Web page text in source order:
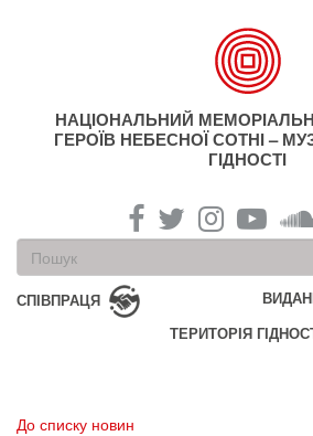
НАЦІОНАЛЬНИЙ
ГЕРОЇВ НЕБЕСНОЇ СОТНІ –
ГІДНОСТІ
Пошукова
форма
Пошук
СПІВПРАЦЯ
ТЕРИТОРІЯ
До списку новин